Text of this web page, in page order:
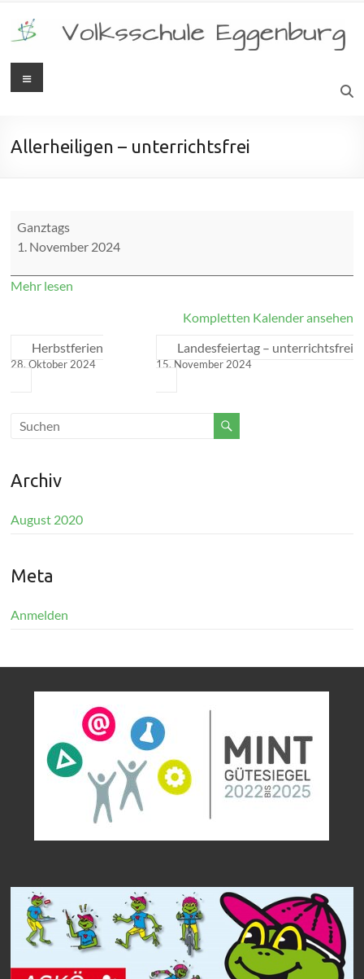
Inhalt
springen
Volksschule
Menü
Allerheiligen – unterrichtsfrei
unterrichtsfrei
Ganztags
1. November 2024
Mehr lesen
Kompletten Kalender ansehen
Herbstferien
28. Oktober 2024
Landesfeiertag – unterrichtsfrei
15. November 2024
Archiv
August 2020
Meta
Anmelden